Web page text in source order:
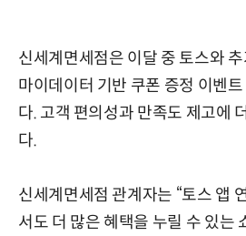
신세계면세점은 이달 중 토스와
마이데이터 기반 쿠폰 증정 이벤
다. 고객 편의성과 만족도 제고에
다.
신세계면세점 관계자는 “토스 앱
서도 더 많은 혜택을 누릴 수 있는